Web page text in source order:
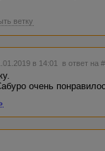
ветку
в 14:01 в ответ на
очень